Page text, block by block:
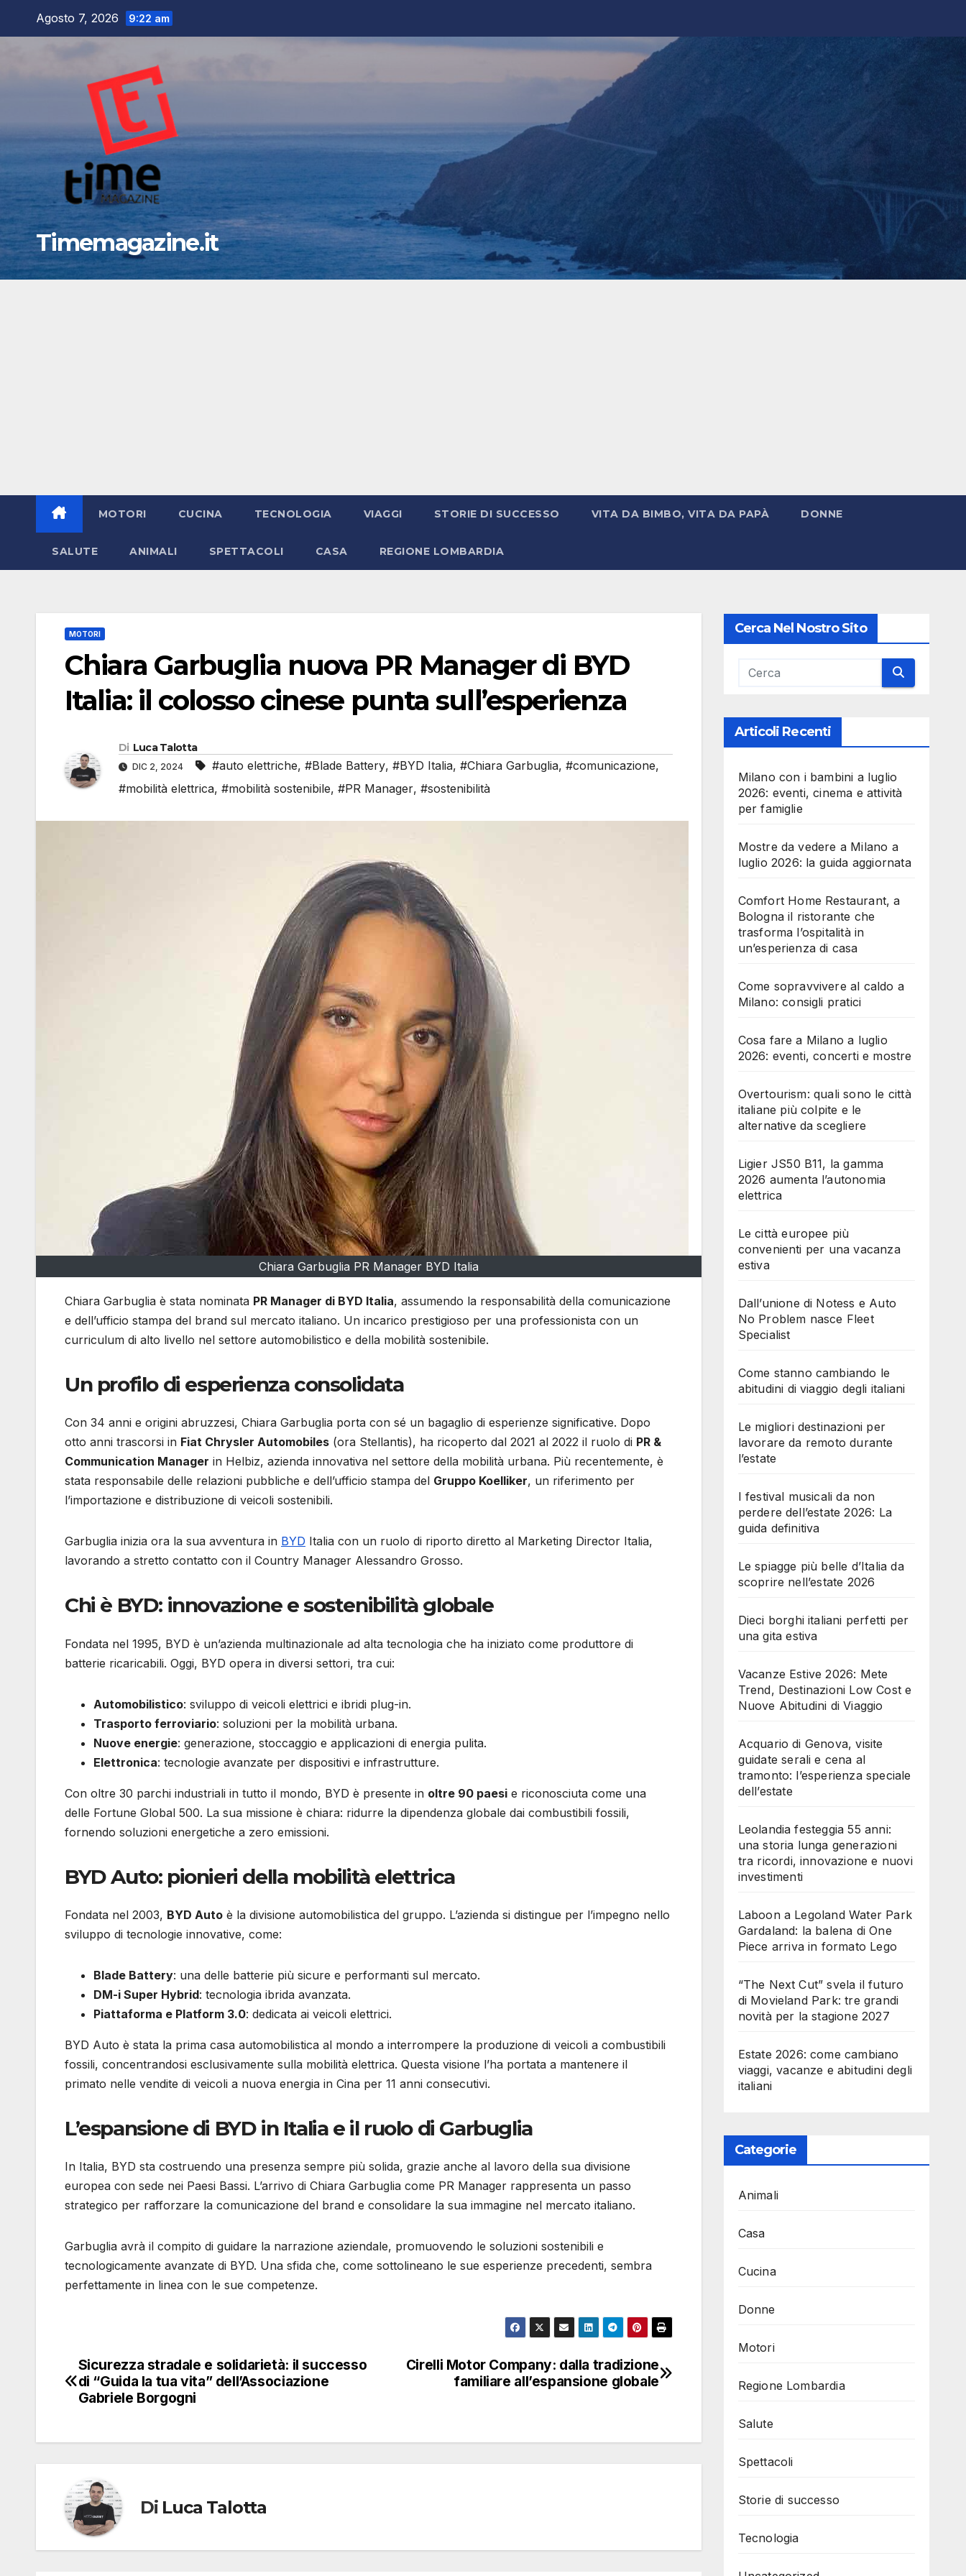
Agosto 7, 2026 9:22 am
Timemagazine.it
MOTORI CUCINA TECNOLOGIA VIAGGI STORIE DI SUCCESSO VITA DA BIMBO, VITA DA PAPÀ DONNE
SALUTE ANIMALI SPETTACOLI CASA REGIONE LOMBARDIA
MOTORI
Chiara Garbuglia nuova PR Manager di BYD
Italia: il colosso cinese punta sull’esperienza
Di Luca Talotta
DIC 2, 2024 #auto elettriche, #Blade Battery, #BYD Italia, #Chiara Garbuglia, #comunicazione,
#mobilità elettrica, #mobilità sostenibile, #PR Manager, #sostenibilità
Chiara Garbuglia PR Manager BYD Italia
Chiara Garbuglia è stata nominata PR Manager di BYD Italia, assumendo la responsabilità della comunicazione
e dell’ufficio stampa del brand sul mercato italiano. Un incarico prestigioso per una professionista con un
curriculum di alto livello nel settore automobilistico e della mobilità sostenibile.
Un profilo di esperienza consolidata
Con 34 anni e origini abruzzesi, Chiara Garbuglia porta con sé un bagaglio di esperienze significative. Dopo
otto anni trascorsi in Fiat Chrysler Automobiles (ora Stellantis), ha ricoperto dal 2021 al 2022 il ruolo di PR &
Communication Manager in Helbiz, azienda innovativa nel settore della mobilità urbana. Più recentemente, è
stata responsabile delle relazioni pubbliche e dell’ufficio stampa del Gruppo Koelliker, un riferimento per
l’importazione e distribuzione di veicoli sostenibili.
Garbuglia inizia ora la sua avventura in BYD Italia con un ruolo di riporto diretto al Marketing Director Italia,
lavorando a stretto contatto con il Country Manager Alessandro Grosso.
Chi è BYD: innovazione e sostenibilità globale
Fondata nel 1995, BYD è un’azienda multinazionale ad alta tecnologia che ha iniziato come produttore di
batterie ricaricabili. Oggi, BYD opera in diversi settori, tra cui:
Automobilistico: sviluppo di veicoli elettrici e ibridi plug-in.
Trasporto ferroviario: soluzioni per la mobilità urbana.
Nuove energie: generazione, stoccaggio e applicazioni di energia pulita.
Elettronica: tecnologie avanzate per dispositivi e infrastrutture.
Con oltre 30 parchi industriali in tutto il mondo, BYD è presente in oltre 90 paesi e riconosciuta come una
delle Fortune Global 500. La sua missione è chiara: ridurre la dipendenza globale dai combustibili fossili,
fornendo soluzioni energetiche a zero emissioni.
BYD Auto: pionieri della mobilità elettrica
Fondata nel 2003, BYD Auto è la divisione automobilistica del gruppo. L’azienda si distingue per l’impegno nello
sviluppo di tecnologie innovative, come:
Blade Battery: una delle batterie più sicure e performanti sul mercato.
DM-i Super Hybrid: tecnologia ibrida avanzata.
Piattaforma e Platform 3.0: dedicata ai veicoli elettrici.
BYD Auto è stata la prima casa automobilistica al mondo a interrompere la produzione di veicoli a combustibili
fossili, concentrandosi esclusivamente sulla mobilità elettrica. Questa visione l’ha portata a mantenere il
primato nelle vendite di veicoli a nuova energia in Cina per 11 anni consecutivi.
L’espansione di BYD in Italia e il ruolo di Garbuglia
In Italia, BYD sta costruendo una presenza sempre più solida, grazie anche al lavoro della sua divisione
europea con sede nei Paesi Bassi. L’arrivo di Chiara Garbuglia come PR Manager rappresenta un passo
strategico per rafforzare la comunicazione del brand e consolidare la sua immagine nel mercato italiano.
Garbuglia avrà il compito di guidare la narrazione aziendale, promuovendo le soluzioni sostenibili e
tecnologicamente avanzate di BYD. Una sfida che, come sottolineano le sue esperienze precedenti, sembra
perfettamente in linea con le sue competenze.
Navigazione
articoli
Cirelli Motor Company: dalla tradizione
familiare all’espansione globale
Sicurezza stradale e solidarietà: il successo
di “Guida la tua vita” dell’Associazione
Gabriele Borgogni
Di Luca Talotta
Cerca Nel Nostro Sito
Articoli Recenti
Milano con i bambini a luglio
2026: eventi, cinema e attività
per famiglie
Mostre da vedere a Milano a
luglio 2026: la guida aggiornata
Comfort Home Restaurant, a
Bologna il ristorante che
trasforma l’ospitalità in
un’esperienza di casa
Come sopravvivere al caldo a
Milano: consigli pratici
Cosa fare a Milano a luglio
2026: eventi, concerti e mostre
Overtourism: quali sono le città
italiane più colpite e le
alternative da scegliere
Ligier JS50 B11, la gamma
2026 aumenta l’autonomia
elettrica
Le città europee più
convenienti per una vacanza
estiva
Dall’unione di Notess e Auto
No Problem nasce Fleet
Specialist
Come stanno cambiando le
abitudini di viaggio degli italiani
Le migliori destinazioni per
lavorare da remoto durante
l’estate
I festival musicali da non
perdere dell’estate 2026: La
guida definitiva
Le spiagge più belle d’Italia da
scoprire nell’estate 2026
Dieci borghi italiani perfetti per
una gita estiva
Vacanze Estive 2026: Mete
Trend, Destinazioni Low Cost e
Nuove Abitudini di Viaggio
Acquario di Genova, visite
guidate serali e cena al
tramonto: l’esperienza speciale
dell’estate
Leolandia festeggia 55 anni:
una storia lunga generazioni
tra ricordi, innovazione e nuovi
investimenti
Laboon a Legoland Water Park
Gardaland: la balena di One
Piece arriva in formato Lego
“The Next Cut” svela il futuro
di Movieland Park: tre grandi
novità per la stagione 2027
Estate 2026: come cambiano
viaggi, vacanze e abitudini degli
italiani
Categorie
Animali
Casa
Cucina
Donne
Motori
Regione Lombardia
Salute
Spettacoli
Storie di successo
Tecnologia